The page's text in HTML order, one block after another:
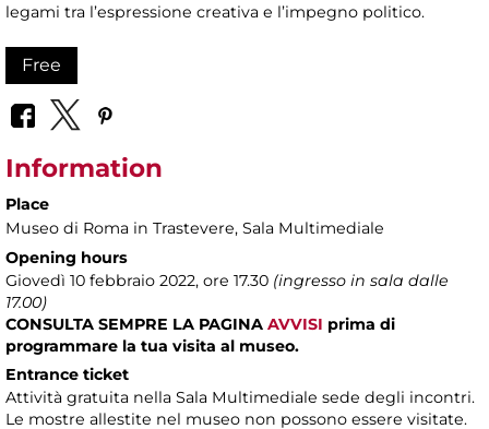
legami tra l’espressione creativa e l’impegno politico.
Free
Information
Place
Museo di Roma in Trastevere, Sala Multimediale
Opening hours
Giovedì 10 febbraio 2022, ore 17.30 (ingresso in sala dalle
17.00)
CONSULTA SEMPRE LA PAGINA AVVISI prima di
programmare la tua visita al museo.
Entrance ticket
Attività gratuita nella Sala Multimediale sede degli incontri.
Le mostre allestite nel museo non possono essere visitate.